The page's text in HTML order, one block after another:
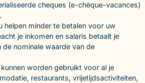
cheques (e-chèque-vacances)
helpen minder te betalen voor uw
je inkomen en salaris betaalt je
nominale waarde van de
worden gebruikt voor al je
restaurants, vrijetijdsactiviteiten,